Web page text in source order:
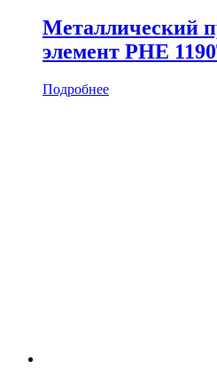
Металлический
элемент PHE
Подробнее